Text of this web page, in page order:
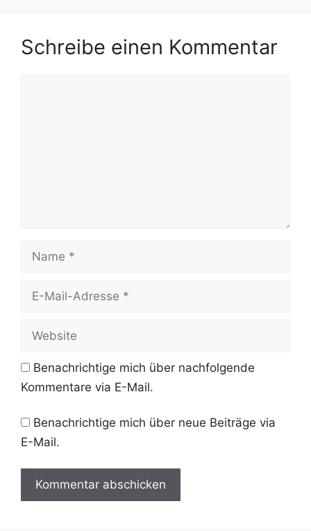
Schreibe einen Kommentar
Name
Website
Benachrichtige mich über nachfolgende
Kommentare via E-Mail.
Benachrichtige mich über neue Beiträge via
E-Mail.